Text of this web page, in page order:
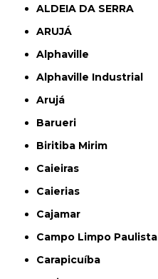
ALDEIA DA SERRA
ARUJÁ
Alphaville
Alphaville Industrial
Arujá
Barueri
Biritiba Mirim
Caieiras
Caierias
Cajamar
Campo Limpo Paulista
Carapicuíba